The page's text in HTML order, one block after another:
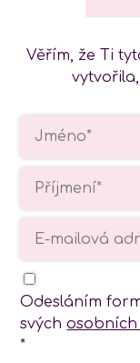
Věřím, že Ti
Odesláním
svýchosobních
*